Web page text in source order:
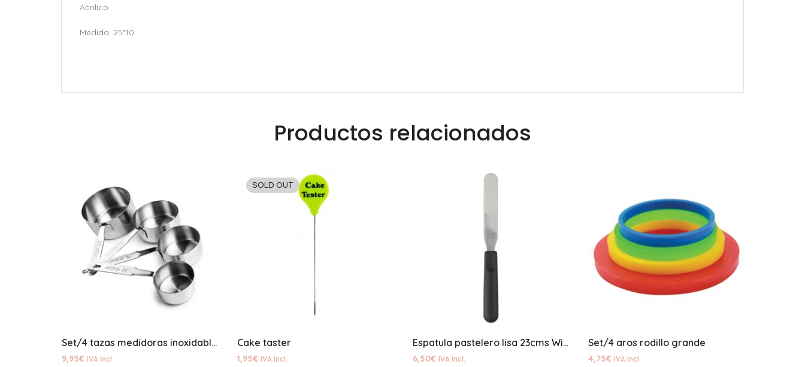
Acrilico
Medida: 25*10
Productos relacionados
Set/4 tazas medidoras inoxidables
9,95€ IVA Incl.
SOLD OUT
Cake taster
1,95€ IVA Incl.
Espatula pastelero lisa 23cms Wilton
6,50€ IVA Incl.
Set/4 aros rodillo grande
4,75€ IVA Incl.